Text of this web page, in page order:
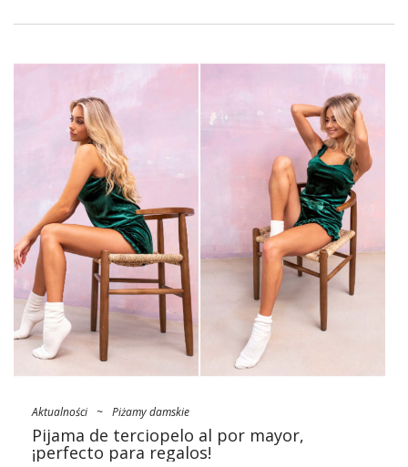
algodón en una tienda mayorista?
Nuestro tutorial
Lo que se caracteriza por el bien
pijama de algodón al por
¿y qué buscar al comprarlos? En primer lugar,
compruebe:
Fason, corte
Este es el número básico que te permitirá crear una colección
de la categoría homfy. El estilo del pijama debe proporcionar
libertad de movimiento, no apretar y envolver
agradablemente la piel. Por lo tanto, hay monos y camisones
a …
Aktualności ~ Piżamy damskie
Pijama de terciopelo al por mayor,
¡perfecto para regalos!